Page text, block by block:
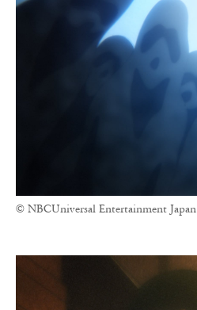
© NBCUniversal Entertainment Japan